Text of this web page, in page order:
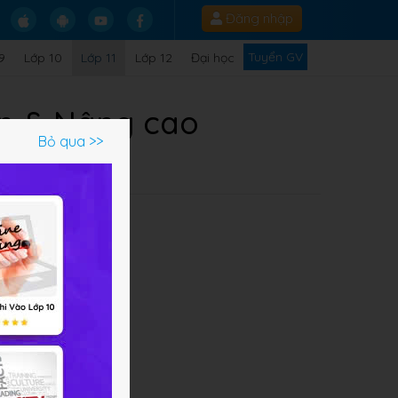
Đăng nhập
Lớp 10 Lớp 11 Lớp 12 Đại học Tuyển GV
& Nâng cao
Bỏ qua >>